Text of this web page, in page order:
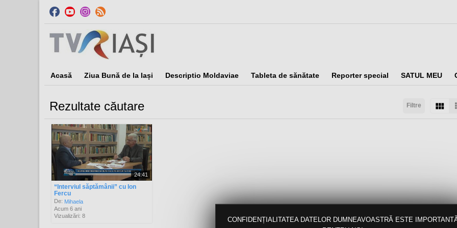
CONFIDENȚIALITATEA DATELOR DUMNEAVOASTRĂ ESTE
Acasă Ziua Bună de la Iași Descriptio Moldaviae Tableta de sănătate Reporter special SATUL MEU
Filtre
Rezultate căutare
24:41
“Interviul săptămânii” cu Ion
Fercu
De: Mihaela
Acum 6 ani
Vizualizări: 8